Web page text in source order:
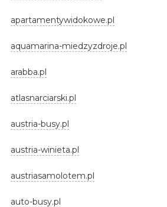
apartamentywidokowe.pl
aquamarina-miedzyzdroje.pl
arabba.pl
atlasnarciarski.pl
austria-busy.pl
austria-winieta.pl
austriasamolotem.pl
auto-busy.pl